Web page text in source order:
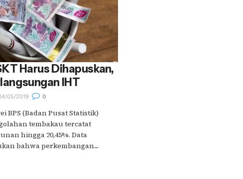
Harus Dihapuskan,
IHT
05/2019 0
BPS (Badan Pusat Statistik)
tembakau tercatat
hingga 20,45%. Data
bahwa perkembangan....